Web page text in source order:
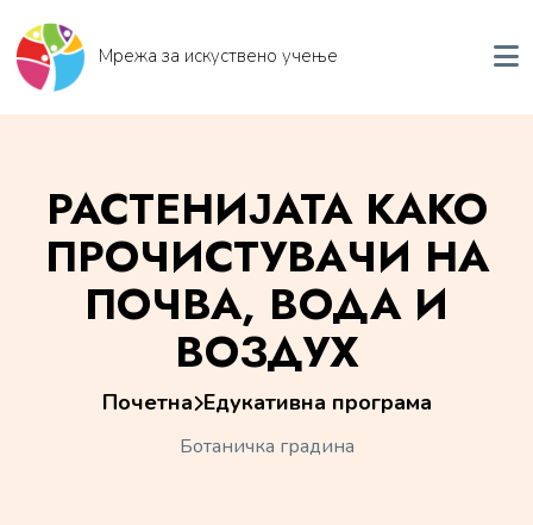
Мрежа за искуствено учење
РАСТЕНИЈАТА КАКО
ПРОЧИСТУВАЧИ НА
ПОЧВА, ВОДА И
ВОЗДУХ
Почетна Едукативна програма
Ботаничка градина